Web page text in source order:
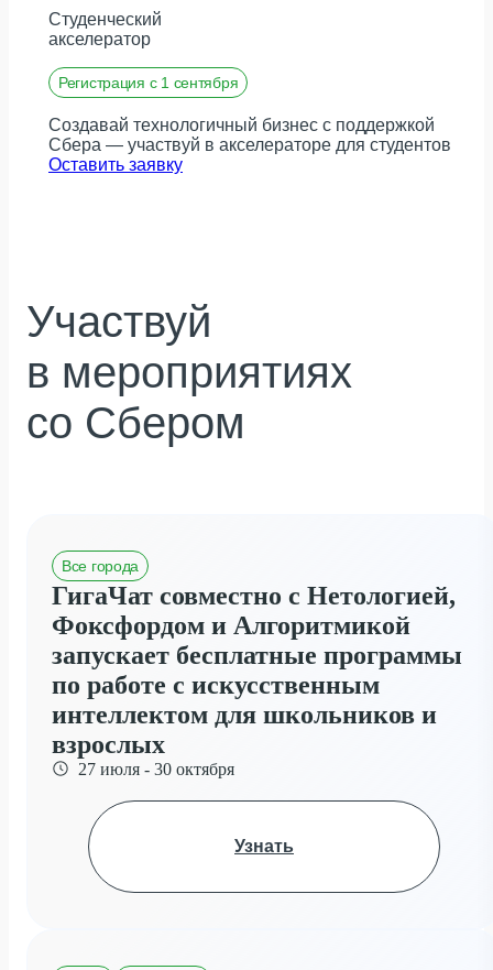
Студенческий
акселератор
Регистрация с 1 сентября
Создавай технологичный бизнес с поддержкой
Сбера — участвуй в акселераторе для студентов
Оставить заявку
Участвуй
в мероприятиях
со Сбером
Все города
ГигаЧат совместно с Нетологией,
Фоксфордом и Алгоритмикой
запускает бесплатные программы
по работе с искусственным
интеллектом для школьников и
взрослых
27 июля - 30 октября
Узнать